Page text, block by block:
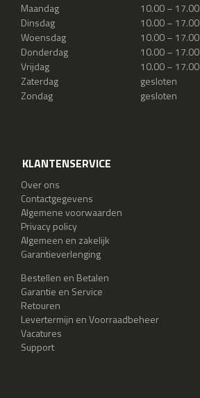
Maandag
10.00 – 17.00
Dinsdag
10.00 – 17.00
Woensdag
10.00 – 17.00
Donderdag
10.00 – 17.00
Vrijdag
10.00 – 17.00
Zaterdag
gesloten
Zondag
gesloten
KLANTENSERVICE
Over ons
Contactgegevens
Algemene voorwaarden
Privacy policy
Algemeen en zakelijk
Garantieverlenging
Bestellen en Betalen
Garantie en Service
Retouren
Levertermijn en Voorraadbeheer
Vacatures
Support